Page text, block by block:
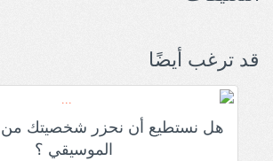
قد ترغب أيضًا
هل نستطيع أن نحزر شخصيتك
الموسيقي ؟